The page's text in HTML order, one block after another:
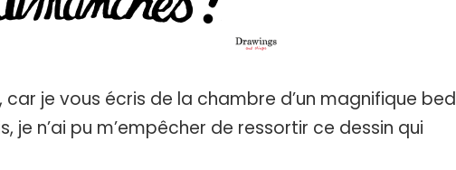
car je vous écris de la chambre d’un magnifique bed
je n’ai pu m’empêcher de ressortir ce dessin qui